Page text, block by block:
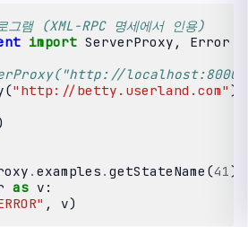
그램 (XML-RPC 명세에서 인용)
import ServerProxy ,
Error
localhost:8000")
("http://betty.userland.com" )
. examples . getStateName (41))
as v :
, v)